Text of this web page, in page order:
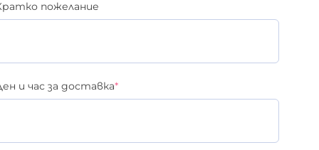
пожелание
и час за доставка*